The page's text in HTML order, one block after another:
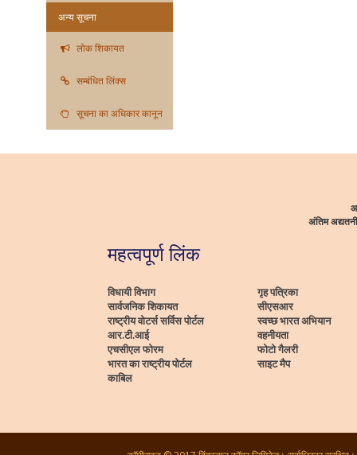
अन्य सूचना
लोक शिकायत
सम्बंधित लिंक्स
सूचना का अधिकार कानून
अंतिम
महत्वपूर्ण लिंक
विधायी विभाग
सार्वजनिक शिकायत
राष्ट्रीय वोटर्स सर्विस पोर्टल
आर.टी.आई
एचसीएल फोरम
भारत का राष्ट्रीय पोर्टल
काबिल
गृह पत्रिका
सीएसआर
स्वच्छ भारत अभियान
वहनीयता
फोटो गैलरी
साइट मैप